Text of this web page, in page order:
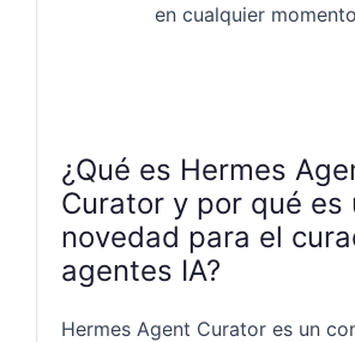
en cualquier
¿Qué es Hermes
Curator y por qué es
novedad para el
agentes IA?
Hermes Agent Curator es un